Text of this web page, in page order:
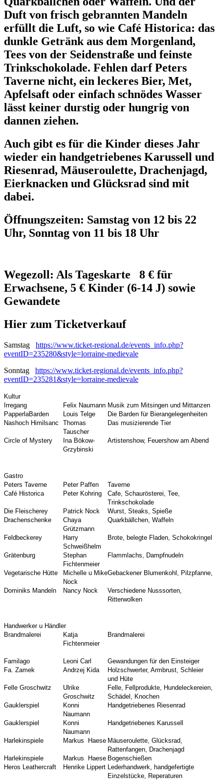
Duft von frisch gebrannten Mandeln
erfüllt die Luft, so wie Café Historica: das
dunkle Getränk aus dem Morgenland,
Tees von der Seidenstraße und feinste
Trinkschokolade. Fehlen darf Peters
Taverne nicht, ein leckeres Bier, Met,
Apfelsaft oder einfach schnödes Wasser
lässt keiner durstig oder hungrig von
dannen ziehen.
Auch gibt es für die Kinder dieses Jahr
wieder ein handgetriebenes Karussell und
Riesenrad, Mäuseroulette, Drachenjagd,
Eierknacken und Glücksrad sind mit
dabei.
Öffnungszeiten: Samstag von 12 bis 22
Uhr, Sonntag von 11 bis 18 Uhr
Wegezoll: Als Tageskarte 8 € für
Erwachsene, 5 € Kinder (6-14 J) sowie
Gewandete
Hier zum Ticketverkauf
Samstag https://www.ticket-regional.de/events_info.php?
eventID=235280&style=lorraine-medievale
Sonntag https://www.ticket-regional.de/events_info.php?
eventID=235281&style=lorraine-medievale
Kultur
Irregang
Felix Naumann Musik zum Mitsingen und Mittanzen
PapperlaBarden
Louis Telge
Die Barden für Bierangelegenheiten
Nashoch Himilsanc
Thomas
Tauscher
Das musizierende Tier
Circle of Mystery
Ina Bökow-
Grzybinski
Artistenshow, Feuershow am Abend
Gastro
Peters Taverne
Peter Paffen
Taverne
Café Historica
Peter Kohring
Cafe, Schaurösterei, Tee,
Trinkschokolade
Die Fleischerey
Patrick Nock
Wurst, Steaks, Spieße
Drachenschenke
Chaya
Grützmann
Quarkbällchen, Waffeln
Feldbeckerey
Harry
Schweißhelm
Brote, belegte Fladen, Schokokringel
Grätenburg
Stephan
Fichtenmeier
Flammlachs, Dampfnudeln
Vegetarische Hütte
Michelle u Mike
Nock
Gebackener Blumenkohl, Pilzpfanne,
Dominiks Mandeln Nancy Nock
Verschiedene Nusssorten,
Ritterwolken
Handwerker u Händler
Brandmalerei
Katja
Fichtenmeier
Brandmalerei
Familago Leoni Carl
Gewandungen für den Einsteiger
Fa. Zamek
Andrzej Kida
Holzschwerter, Armbrust, Schleier
und Hüte
Felle Groschwitz
Ulrike
Groschwitz
Felle, Fellprodukte, Hundeleckereien,
Schädel, Knochen
Gauklerspiel
Konni
Naumann
Handgetriebenes Riesenrad
Gauklerspiel
Konni
Naumann
Handgetriebenes Karussell
Harlekinspiele Markus Haese Mäuseroulette, Glücksrad,
Rattenfangen, Drachenjagd
Harlekinspiele
Markus Haese Bogenschießen
Heros Leathercraft
Henrike Lippert Lederhandwerk, handgefertigte
Einzelstücke, Reperaturen